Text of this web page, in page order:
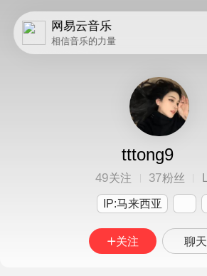
网易云音乐
相信音乐的力量
tttong9
49关注 37粉丝
IP:马来西亚
关注 聊天